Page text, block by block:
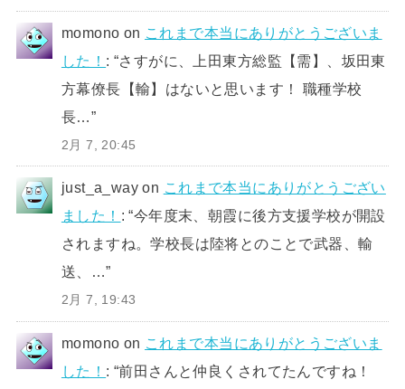
momono on これまで本当にありがとうございま
した！ : “さすがに、上田東方総監【需】、坂田東
方幕僚長【輸】はないと思います！ 職種学校
長…”
2月 7, 20:45
just_a_way on これまで本当にありがとうござい
ました！ : “今年度末、朝霞に後方支援学校が開設
されますね。学校長は陸将とのことで武器、輸
送、…”
2月 7, 19:43
momono on これまで本当にありがとうございま
した！ : “前田さんと仲良くされてたんですね！